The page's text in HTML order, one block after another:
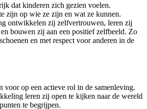
dat kinderen zich gezien voelen.
zijn op wie ze zijn en wat ze kunnen.
ontwikkelen zij zelfvertrouwen, leren zij
bouwen zij aan een positief zelfbeeld. Zo
en met respect voor anderen in de
voor op een actieve rol in de samenleving.
leren zij open te kijken naar de wereld
te begrijpen.